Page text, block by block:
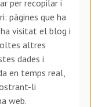
per recopilar i
pàgines que ha
visitat el blog i
altres
dades i
en temps real,
li
web.